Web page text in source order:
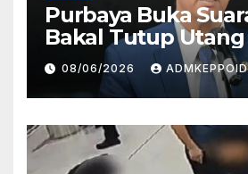
Purbaya Buka
Bakal Tutup
Rp 240 Triliun,
Triliun per Tahun
08/06/2026 ADMKEPPOID